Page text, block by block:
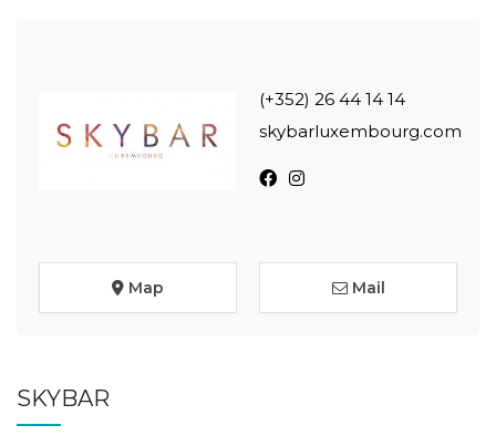
(+352) 26 44 14 14
skybarluxembourg.com
Map Mail
SKYBAR